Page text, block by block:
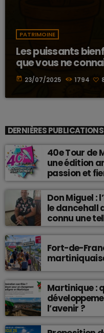
PATRIMOINE
Les puissants
que vous ne
today 23/07/2025 1794
DERNIÈRES PUBLICATIONS
40e Tour de
une édition
passion et
Don Miguel :
le dancehall
connu une
Fort-de-
Martinique :
l’avenir ?